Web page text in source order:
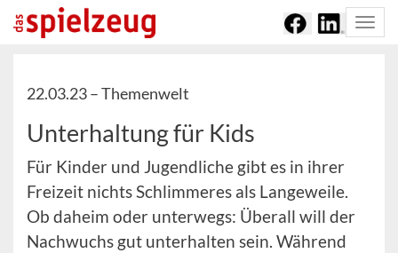
22.03.23 –Themenwelt
Unterhaltung für Kids
Für Kinder und Jugendliche gibt es in ihrer
Freizeit nichts Schlimmeres als Langeweile.
Ob daheim oder unterwegs: Überall will der
Nachwuchs gut unterhalten sein. Während